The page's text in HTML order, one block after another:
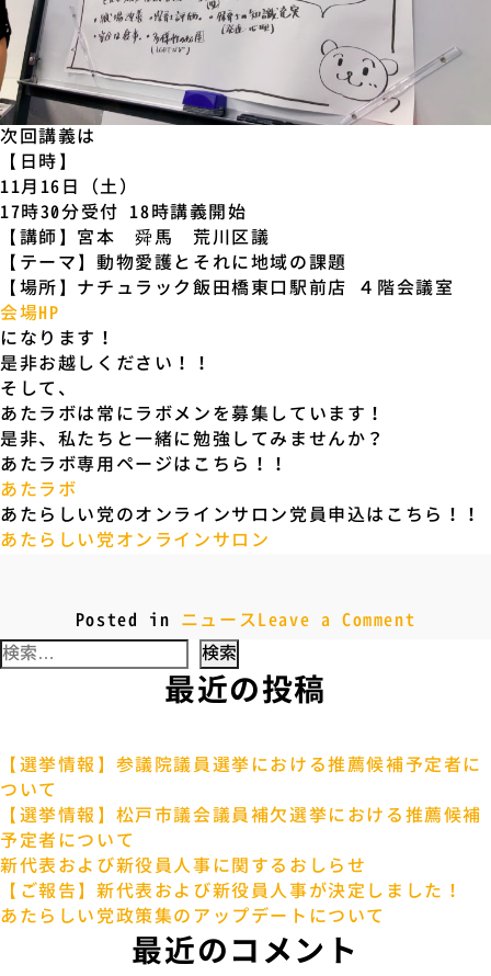
次回講義は
【日時】
11月16日（土）
17時30分受付 18時講義開始
【講師】宮本 舜馬 荒川区議
【テーマ】動物愛護とそれに地域の課題
【場所】ナチュラック飯田橋東口駅前店 ４階会議室
会場HP
になります！
是非お越しください！！
そして、
あたラボは常にラボメンを募集しています！
是非、私たちと一緒に勉強してみませんか？
あたラボ専用ページはこちら！！
あたラボ
あたらしい党のオンラインサロン党員申込はこちら！！
あたらしい党オンラインサロン
Posted in ニュースLeave a Comment
告
あ
ボ
検
索
最近の投稿
【選挙情報】参議院議員選挙における推薦候補予定者に
ついて
【選挙情報】松戸市議会議員補欠選挙における推薦候補
予定者について
新代表および新役員人事に関するおしらせ
【ご報告】新代表および新役員人事が決定しました！
あたらしい党政策集のアップデートについて
最近のコメント